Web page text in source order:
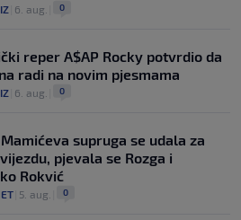
6. aug. 0
reper A$AP Rocky potvrdio da
radi na novim pjesmama
6. aug. 0
supruga se udala za
pjevala se Rozga i
Rokvić
5. aug. 0